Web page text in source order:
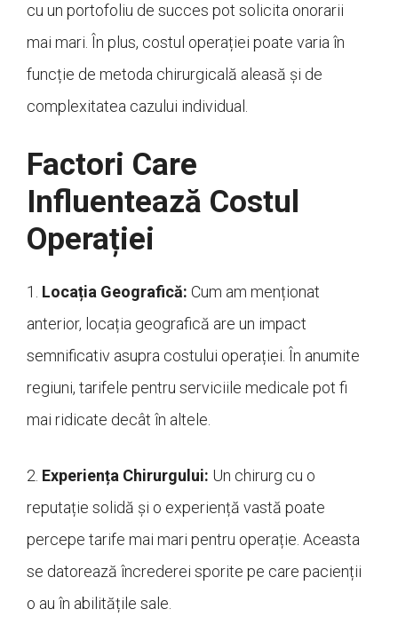
cu un portofoliu de succes pot solicita onorarii
mai mari. În plus, costul operației poate varia în
funcție de metoda chirurgicală aleasă și de
complexitatea cazului individual.
Factori Care
Influentează Costul
Operației
1. Locația Geografică: Cum am menționat
anterior, locația geografică are un impact
semnificativ asupra costului operației. În anumite
regiuni, tarifele pentru serviciile medicale pot fi
mai ridicate decât în altele.
2. Experiența Chirurgului: Un chirurg cu o
reputație solidă și o experiență vastă poate
percepe tarife mai mari pentru operație. Aceasta
se datorează încrederei sporite pe care pacienții
o au în abilitățile sale.